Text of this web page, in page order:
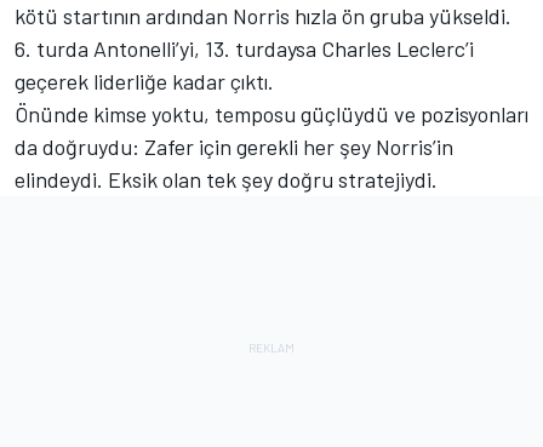
kötü startının ardından Norris hızla ön gruba yükseldi.
6. turda Antonelli’yi, 13. turdaysa Charles Leclerc’i
geçerek liderliğe kadar çıktı.
Önünde kimse yoktu, temposu güçlüydü ve pozisyonları
da doğruydu: Zafer için gerekli her şey Norris’in
elindeydi. Eksik olan tek şey doğru stratejiydi.